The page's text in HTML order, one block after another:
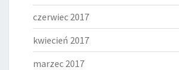
czerwiec 2017
kwiecień 2017
marzec 2017